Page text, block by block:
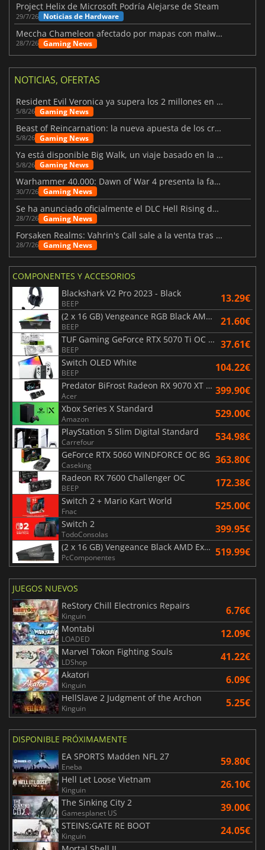
Project Helix de Microsoft Podría Alejarse de Steam
29/7/26 Noticias de Hardware
Meccha Chameleon afectado por mapas con malware y Discord
28/7/26 Gaming News
NOTICIAS, OFERTAS
Resident Evil Veronica ya supera los 2 millones en listas de deseados
5/8/26 Gaming News
Beast of Reincarnation: la nueva apuesta de los creadores de Pokémon
5/8/26 Gaming News
Ya está disponible Big Walk, un viaje basado en la amistad
5/8/26 Gaming News
Warhammer 40.000: Dawn of War 4 presenta la facción de los Necrones
30/7/26 Gaming News
Se ha anunciado oficialmente el DLC Hell Rising de Nioh 3
28/7/26 Gaming News
Forsaken Realms: Vahrin's Call sale a la venta tras una década
28/7/26 Gaming News
COMPONENTES Y ACCESORIOS
Blackshark V2 Pro 2023 - Black
BEEP 13.29€
(2 x 16 GB) Vengeance RGB Black AMD Expo 6000 MHz - CAS 30
BEEP 21.60€
TUF Gaming GeForce RTX 5070 Ti OC White Edition 16GB
BEEP 37.61€
Switch OLED White
BEEP 104.22€
Predator BiFrost Radeon RX 9070 XT OC 16 Go
Acer 399.90€
Xbox Series X Standard
Amazon 529.00€
PlayStation 5 Slim Digital Standard
Carrefour 534.98€
GeForce RTX 5060 WINDFORCE OC 8G
Caseking 363.80€
Radeon RX 7600 Challenger OC
BEEP 172.38€
Switch 2 + Mario Kart World
Fnac 525.00€
Switch 2
TodoConsolas 399.95€
(2 x 16 GB) Vengeance Black AMD Expo 6000 MHz - CAS 30
PcComponentes 519.99€
JUEGOS NUEVOS
ReStory Chill Electronics Repairs
Kinguin 6.76€
Montabi
LOADED 12.09€
Marvel Tokon Fighting Souls
LDShop 41.22€
Akatori
Kinguin 6.09€
HellSlave 2 Judgment of the Archon
Kinguin 5.25€
DISPONIBLE PRÓXIMAMENTE
EA SPORTS Madden NFL 27
Eneba 59.80€
Hell Let Loose Vietnam
Kinguin 26.10€
The Sinking City 2
Gamesplanet US 39.00€
STEINS;GATE RE BOOT
Kinguin 24.05€